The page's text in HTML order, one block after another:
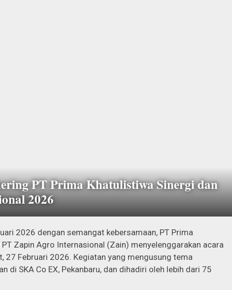
PT Prima Khatulistiwa Sinergi dan
2026
2026 dengan semangat kebersamaan, PT Prima
Zapin Agro Internasional (Zain) menyelenggarakan acara
27 Februari 2026. Kegiatan yang mengusung tema
di SKA Co EX, Pekanbaru, dan dihadiri oleh lebih dari 75